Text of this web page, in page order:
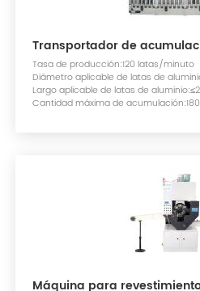
Transportador de
Tasa de producción:120 latas/minuto
Diámetro aplicable de latas de
Largo aplicable de latas de
Cantidad máxima de
Máquina para